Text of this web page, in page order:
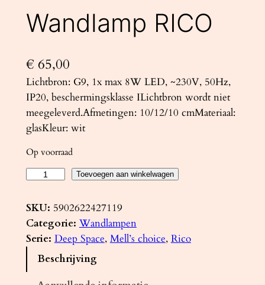
Wandlamp RICO
€ 65,00
Lichtbron: G9, 1x max 8W LED, ~230V, 50Hz,
IP20, beschermingsklasse ILichtbron wordt niet
meegeleverd.Afmetingen: 10/12/10 cmMateriaal:
glasKleur: wit
Op voorraad
n
d
l
Toevoegen aan winkelwagen
SKU: 5902622427119
Categorie: Wandlampen
Serie: Deep Space, Mell’s choice, Rico
Beschrijving